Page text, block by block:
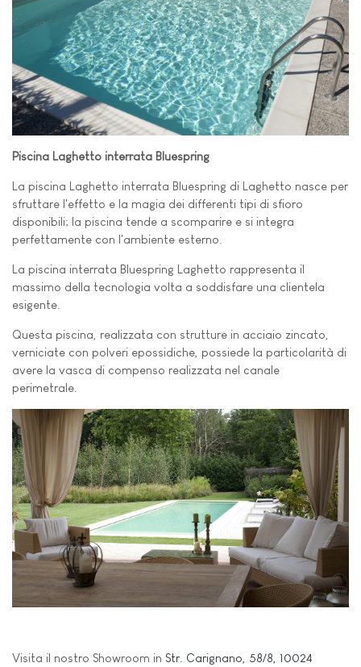
Piscina Laghetto interrata Bluespring
La piscina Laghetto interrata Bluespring di Laghetto nasce per
sfruttare l'effetto e la magia dei differenti tipi di sfioro
disponibili; la piscina tende a scomparire e si integra
perfettamente con l'ambiente esterno.
La piscina interrata Bluespring Laghetto rappresenta il
massimo della tecnologia volta a soddisfare una clientela
esigente.
Questa piscina, realizzata con strutture in acciaio zincato,
verniciate con polveri epossidiche, possiede la particolarità di
avere la vasca di compenso realizzata nel canale
perimetrale.
Visita il nostro Showroom in Str. Carignano, 58/8, 10024